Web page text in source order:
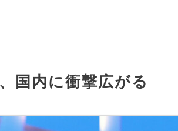
国内に衝撃広がる